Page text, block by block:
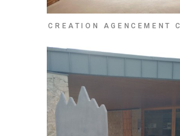
CREATION AGENCEMENT